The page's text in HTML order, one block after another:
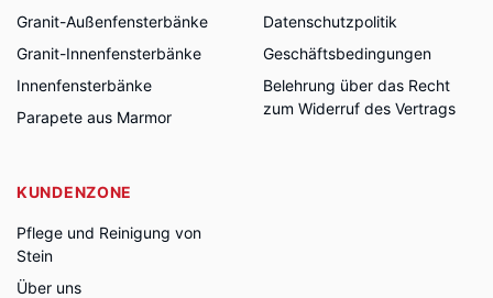
Granit-Außenfensterbänke
Granit-Innenfensterbänke
Innenfensterbänke
Parapete aus Marmor
Datenschutzpolitik
Geschäftsbedingungen
Belehrung über das Recht
zum Widerruf des Vertrags
KUNDENZONE
Pflege und Reinigung von
Stein
Über uns